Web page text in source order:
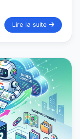
Lire la suite